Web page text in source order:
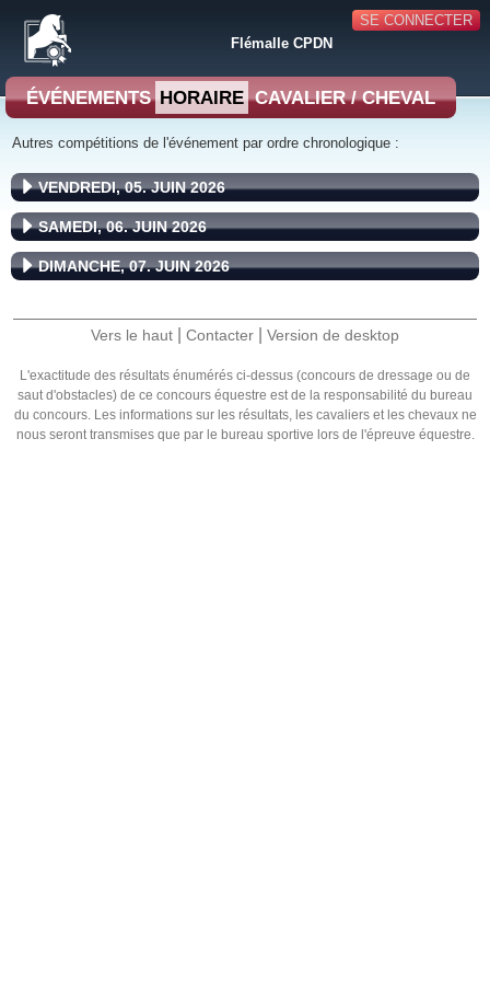
SE CONNECTER
Flémalle CPDN
ÉVÉNEMENTS HORAIRE CAVALIER / CHEVAL
Autres compétitions de l'événement par ordre chronologique :
VENDREDI, 05. JUIN 2026
SAMEDI, 06. JUIN 2026
DIMANCHE, 07. JUIN 2026
Vers le haut Contacter Version de desktop
L'exactitude des résultats énumérés ci-dessus (concours de dressage ou de
saut d'obstacles) de ce concours équestre est de la responsabilité du bureau
du concours. Les informations sur les résultats, les cavaliers et les chevaux ne
nous seront transmises que par le bureau sportive lors de l'épreuve équestre.